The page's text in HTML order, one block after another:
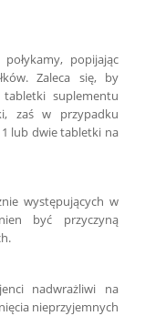
popijając
Zaleca się, by
suplementu
zaś w przypadku
lub dwie tabletki na
występujących w
być przyczyną
nadwrażliwi na
nieprzyjemnych